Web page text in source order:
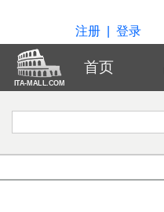
注册 登录
ITA-MALL.COM
首页